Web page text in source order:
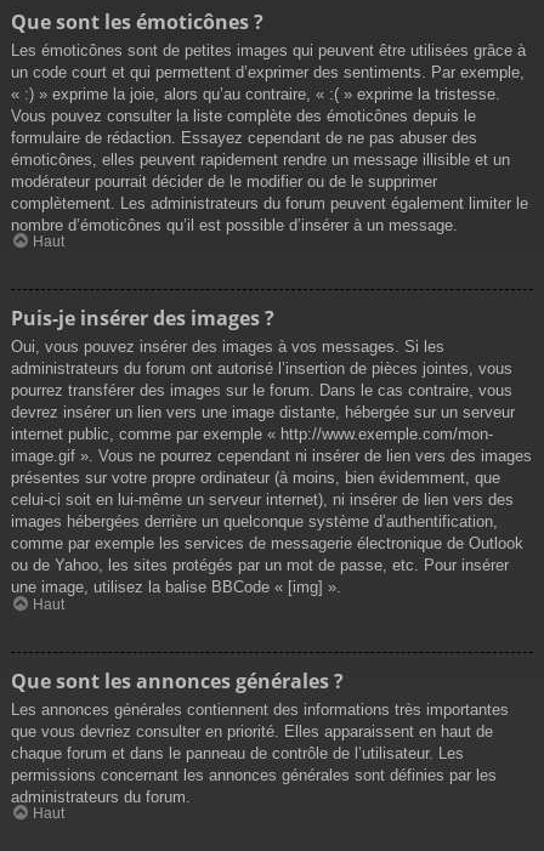
Que sont les émoticônes ?
Les émoticônes sont de petites images qui peuvent être utilisées grâce à
un code court et qui permettent d’exprimer des sentiments. Par exemple,
« :) » exprime la joie, alors qu’au contraire, « :( » exprime la tristesse.
Vous pouvez consulter la liste complète des émoticônes depuis le
formulaire de rédaction. Essayez cependant de ne pas abuser des
émoticônes, elles peuvent rapidement rendre un message illisible et un
modérateur pourrait décider de le modifier ou de le supprimer
complètement. Les administrateurs du forum peuvent également limiter le
nombre d’émoticônes qu’il est possible d’insérer à un message.
Haut
Puis-je insérer des images ?
Oui, vous pouvez insérer des images à vos messages. Si les
administrateurs du forum ont autorisé l’insertion de pièces jointes, vous
pourrez transférer des images sur le forum. Dans le cas contraire, vous
devrez insérer un lien vers une image distante, hébergée sur un serveur
internet public, comme par exemple « http://www.exemple.com/mon-
image.gif ». Vous ne pourrez cependant ni insérer de lien vers des images
présentes sur votre propre ordinateur (à moins, bien évidemment, que
celui-ci soit en lui-même un serveur internet), ni insérer de lien vers des
images hébergées derrière un quelconque système d’authentification,
comme par exemple les services de messagerie électronique de Outlook
ou de Yahoo, les sites protégés par un mot de passe, etc. Pour insérer
une image, utilisez la balise BBCode « [img] ».
Haut
Que sont les annonces générales ?
Les annonces générales contiennent des informations très importantes
que vous devriez consulter en priorité. Elles apparaissent en haut de
chaque forum et dans le panneau de contrôle de l’utilisateur. Les
permissions concernant les annonces générales sont définies par les
administrateurs du forum.
Haut